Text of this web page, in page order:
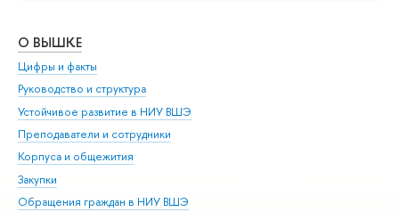
О ВЫШКЕ
Цифры и факты
Руководство и структура
Устойчивое развитие в НИУ ВШЭ
Преподаватели и сотрудники
Корпуса и общежития
Закупки
Обращения граждан в НИУ ВШЭ